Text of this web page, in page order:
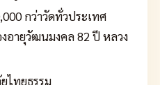
กว่าวัดทั่วประเทศ
ายุวัฒนมงคล 82 ปี หลวง
ไทยธรรม